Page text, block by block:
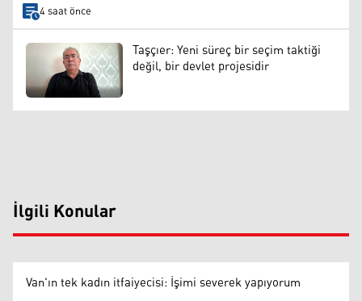
4 saat önce
Taşçıer: Yeni süreç bir seçim taktiği
değil, bir devlet projesidir
İlgili Konular
Van'ın tek kadın itfaiyecisi: İşimi severek yapıyorum